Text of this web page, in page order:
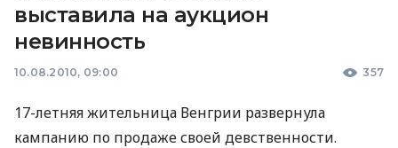
выставила на аукцион
невинность
10.08.2010, 09:00 357
17-летняя жительница Венгрии развернула
кампанию по продаже своей девственности.